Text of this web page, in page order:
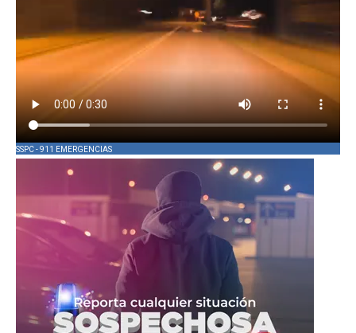
SSPC - 911 EMERGENCIAS